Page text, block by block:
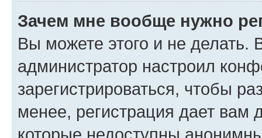
Зачем мне вообще нужно
Вы можете этого и не делать.
администратор настроил
зарегистрироваться, чтобы
менее, регистрация дает вам
которые недоступны